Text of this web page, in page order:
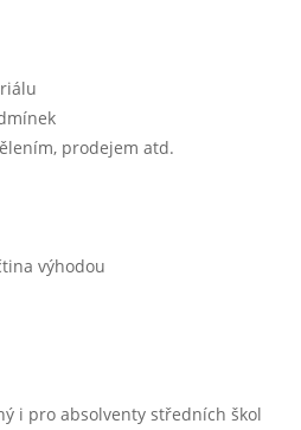
prodejem atd.
výhodou
i pro absolventy středních škol